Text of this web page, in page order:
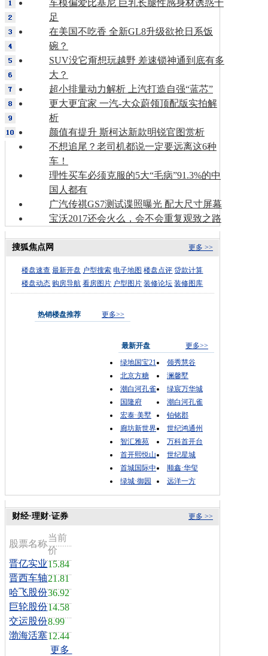
车模偏爱比基尼 巨乳长腿性感身材诱惑十
足
在美国不吃香 全新GL8升级欲抢日系饭
碗？
SUV没它甭想玩越野 差速锁神通到底有多
大？
超小排量动力解析 上汽打造自强“蓝芯”
更大更宜家 一汽-大众蔚领顶配版实拍解
析
颜值有提升 斯柯达新款明锐官图赏析
不想追尾？老司机都说一定要远离这6种
车！
理性买车必须克服的5大“毛病”91.3%的中
国人都有
广汽传祺GS7测试谍照曝光 配大尺寸屏幕
宝沃2017还会火么，会不会重复观致之路
更多 >>
搜狐焦点网
楼盘速查 最新开盘 户型搜索 电子地图 楼盘点评 贷款计算
楼盘动态 购房导航 看房图片 户型图片 装修论坛 装修图库
热销楼盘推荐 更多>>
最新开盘
更多>>
绿地国宝21
领秀慧谷
北京方糖
澜馨墅
潮白河孔雀
绿宸万华城
国隆府
潮白河孔雀
宏泰·美墅
铂铭郡
廊坊新世界
世纪鸿通州
智汇雅苑
万科首开台
首开熙悦山
世纪星城
首城国际中
顺鑫·华玺
绿城·御园
远洋一方
更多 >>
财经·理财·证券
股票名称
当前
价
晋亿实业15.84
晋西车轴21.81
哈飞股份36.92
巨轮股份14.58
交运股份8.99
渤海活塞12.44
更多